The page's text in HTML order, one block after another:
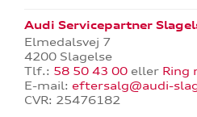
Audi Servicepartner
Elmedalsvej 7
4200 Slagelse
Tlf.: 58 50 43 00 eller Ring
E-mail: eftersalg@audi-
CVR: 25476182